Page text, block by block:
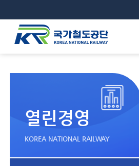
열린경영
KOREA NATIONAL RAILWAY